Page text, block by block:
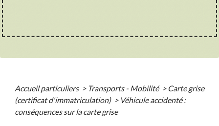
Accueil particuliers > Transports - Mobilité > Carte grise
(certificat d'immatriculation) > Véhicule accidenté :
conséquences sur la carte grise